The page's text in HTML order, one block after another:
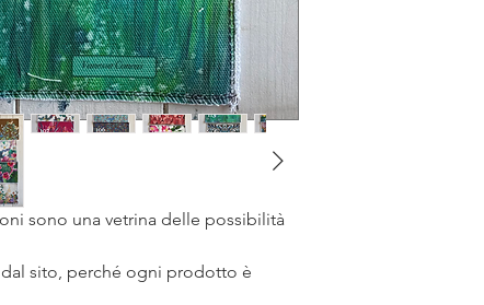
sono una vetrina delle possibilità
sito, perché ogni prodotto è